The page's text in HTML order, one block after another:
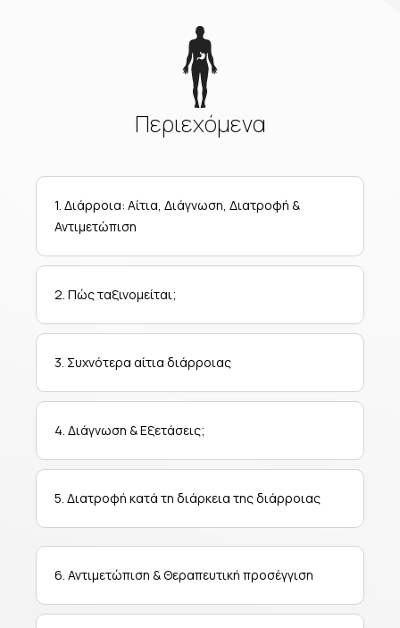
Περιεχόμενα
1. Διάρροια: Αίτια, Διάγνωση, Διατροφή &
Αντιμετώπιση
2. Πώς ταξινομείται;
3. Συχνότερα αίτια διάρροιας
4. Διάγνωση & Εξετάσεις;
5. Διατροφή κατά τη διάρκεια της διάρροιας
6. Αντιμετώπιση & Θεραπευτική προσέγγιση